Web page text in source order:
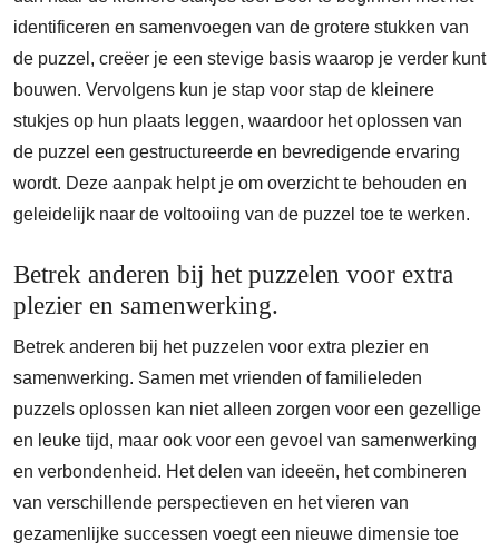
identificeren en samenvoegen van de grotere stukken van
de puzzel, creëer je een stevige basis waarop je verder kunt
bouwen. Vervolgens kun je stap voor stap de kleinere
stukjes op hun plaats leggen, waardoor het oplossen van
de puzzel een gestructureerde en bevredigende ervaring
wordt. Deze aanpak helpt je om overzicht te behouden en
geleidelijk naar de voltooiing van de puzzel toe te werken.
Betrek anderen bij het puzzelen voor extra
plezier en samenwerking.
Betrek anderen bij het puzzelen voor extra plezier en
samenwerking. Samen met vrienden of familieleden
puzzels oplossen kan niet alleen zorgen voor een gezellige
en leuke tijd, maar ook voor een gevoel van samenwerking
en verbondenheid. Het delen van ideeën, het combineren
van verschillende perspectieven en het vieren van
gezamenlijke successen voegt een nieuwe dimensie toe